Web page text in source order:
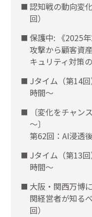
認知戦の動向変
回）
保護中: 《2025
攻撃から顧客資
キュリティ対策
Jタイム（第14
時間～
〔変化をチャン
〜〕
第62回：AI浸透
Jタイム（第13
時間～
大阪・関西万博
関経営者が知る
回）